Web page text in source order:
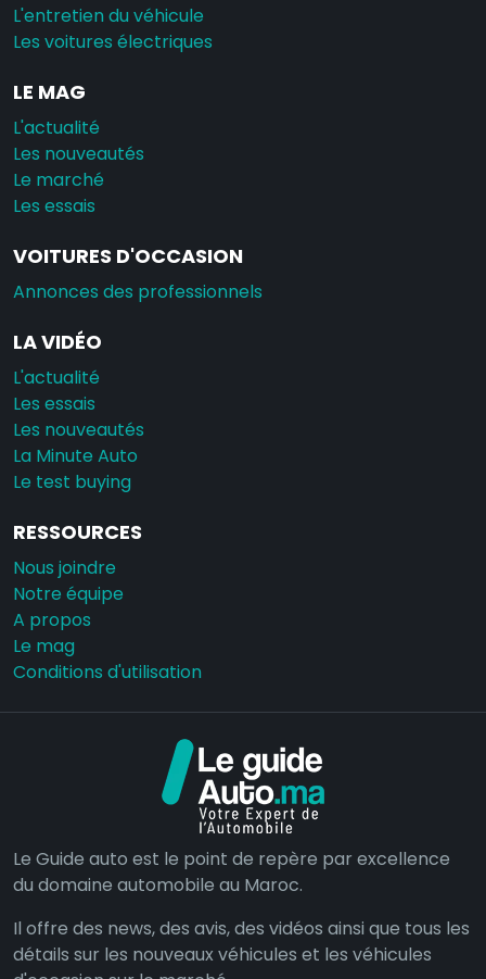
L'entretien du véhicule
Les voitures électriques
LE MAG
L'actualité
Les nouveautés
Le marché
Les essais
VOITURES D'OCCASION
Annonces des professionnels
LA VIDÉO
L'actualité
Les essais
Les nouveautés
La Minute Auto
Le test buying
RESSOURCES
Nous joindre
Notre équipe
A propos
Le mag
Conditions d'utilisation
Le Guide auto est le point de repère par excellence
du domaine automobile au Maroc.
Il offre des news, des avis, des vidéos ainsi que tous les
détails sur les nouveaux véhicules et les véhicules